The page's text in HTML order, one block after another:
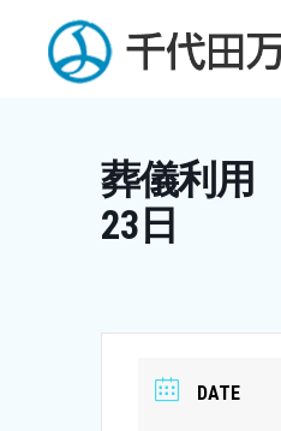
content
葬儀利用
23日
DATE